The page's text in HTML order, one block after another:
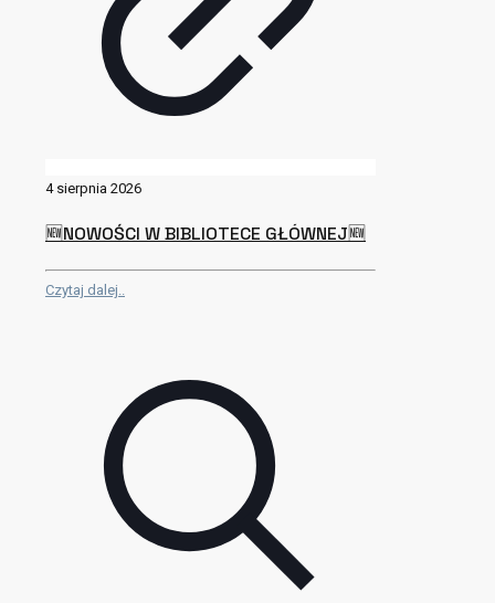
4 sierpnia 2026
🆕NOWOŚCI W BIBLIOTECE GŁÓWNEJ🆕
Czytaj dalej..